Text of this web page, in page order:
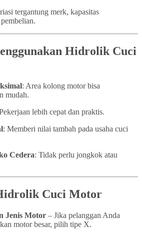
tergantung merk, kapasitas
Hidrolik Cuci
: Area kolong motor bisa
mudah.
lebih cepat dan praktis.
: Memberi nilai tambah pada usaha cuci
Cedera: Tidak perlu jongkok atau
Cuci Motor
Jenis Motor – Jika pelanggan Anda
motor besar, pilih tipe X.